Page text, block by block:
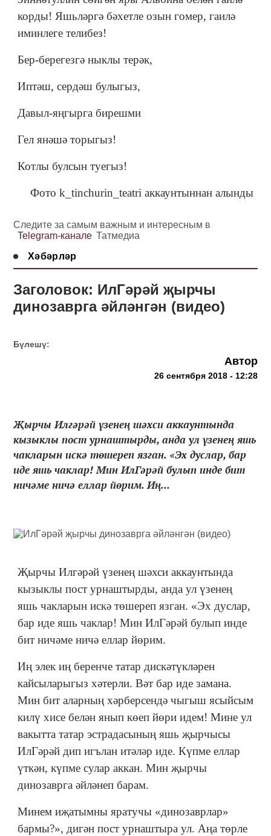
корды! Яшьләргә бәхетле озын гомер, гаилә
иминлеге телибез!
Бер-берегезгә ныклы терәк,
Иптәш, сердәш булыгыз,
Давыл-яңгырга бирешми
Гел янәшә торыгыз!
Котлы булсын туегыз!
Фото k_tinchurin_teatri аккаунтыннан алынды
Следите за самым важным и интересным в
Telegram-канале Татмедиа
Хәбәрләр
Заголовок: ИлГәрәй җырчы
динозаврга әйләнгән (видео)
Бүлешү:
Автор
26 сентября 2018 - 12:28
Җырчы Илгәрәй үзенең шәхси аккаунтында
кызыклы пост урнаштырды, анда ул үзенең яшь
чакларын искә төшереп язган. «Эх дуслар, бар
иде яшь чаклар! Мин ИлГәрәй булып инде бит
ничәме ничә еллар йөрим. Иң...
Җырчы Илгәрәй үзенең шәхси аккаунтында
кызыклы пост урнаштырды, анда ул үзенең
яшь чакларын искә төшереп язган. «Эх дуслар,
бар иде яшь чаклар! Мин ИлГәрәй булып инде
бит ничәме ничә еллар йөрим.
Иң элек иң беренче татар дискәтүкләрен
кайсыларыгыз хәтерли. Вәт бар иде замана.
Мин бит аларның хәрберсендә чыгыш ясыйсым
килү хисе белән янып көеп йөри идем! Мине ул
вакытта татар эстрадасының яшь җырчысы
ИлГәрәй дип игълан итәләр иде. Күпме еллар
үткән, күпме сулар аккан. Мин җырчы
динозаврга әйләнеп барам.
Минем иҗатымны яратучы «динозаврлар»
бармы?», дигән пост урнаштыра ул. Аңа төрле